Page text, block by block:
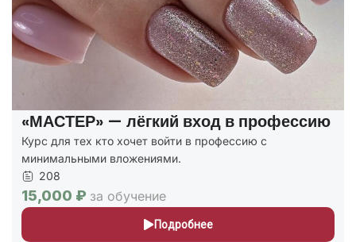
«МАСТЕР» — лёгкий вход в профессию
Курс для тех кто хочет войти в профессию с
минимальными вложениями.
208
15,000 ₽ за обучение
Подробнее